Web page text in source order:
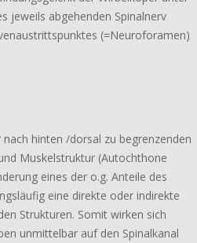
jeweils abge­hen­den Spinalnerv
(=Neuro­foramen)
hinten /dorsal zu begren­zen­den
Muskelstruktur (Autochthone
eines der o.g. Anteile des
eine direkte oder indi­rek­te
Strukturen. Somit wirken sich
unmit­tel­bar auf den Spinalkanal